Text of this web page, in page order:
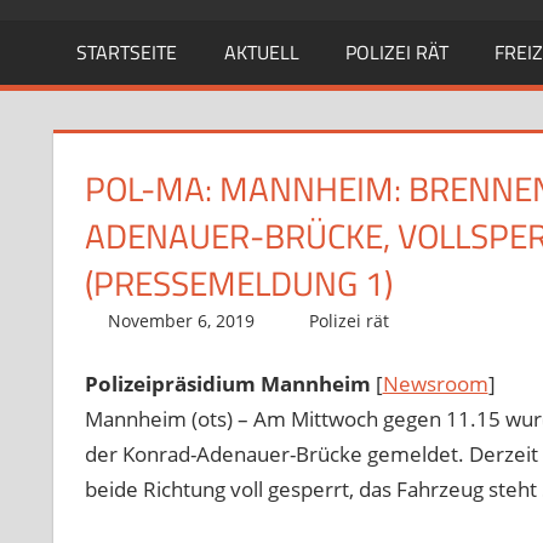
STARTSEITE AKTUELL POLIZEI RÄT
POL-MA: MANNHEIM:
ADENAUER-BRÜCKE,
(PRESSEMELDUNG 1)
November 6, 2019 Richard Uhl
Polizei rät
Polizeipräsidium Mannheim [Newsroom]
Mannheim (ots) – Am Mittwoch gegen 11.15
der Konrad-Adenauer-Brücke gemeldet.
beide Richtung voll gesperrt, das Fahrzeug